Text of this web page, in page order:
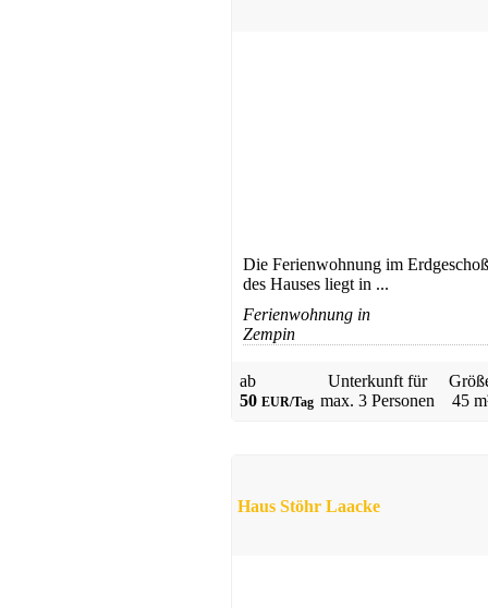
Die Ferienwohnung im Erdgeschoß
des Hauses liegt in ...
Ferienwohnung in
Zempin
ab
50 EUR/Tag
Unterkunft für
max. 3 Personen
45
Haus Stöhr Laacke